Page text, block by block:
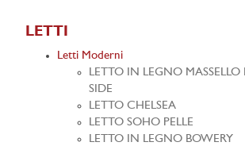
LETTI
Letti Moderni
LETTO IN LEGNO MASSELLO
SIDE
LETTO CHELSEA
LETTO SOHO PELLE
LETTO IN LEGNO BOWERY